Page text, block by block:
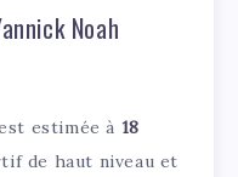
Noah
estimée à 18
de haut niveau et